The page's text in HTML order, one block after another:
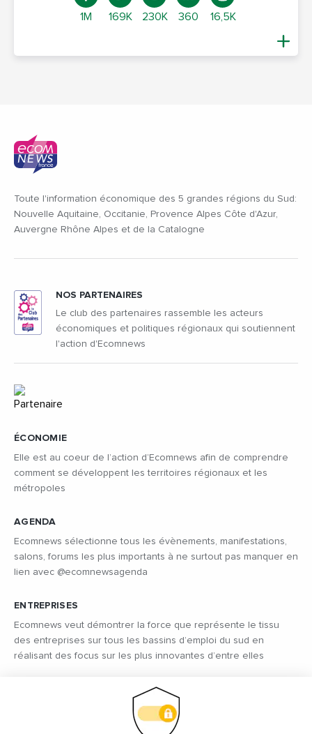
1M 169K 230K 360 16,5K
Toute l'information économique des 5 grandes régions du Sud:
Nouvelle Aquitaine, Occitanie, Provence Alpes Côte d'Azur,
Auvergne Rhône Alpes et de la Catalogne
ÉCONOMIE
Elle est au coeur de l’action d’Ecomnews afin de comprendre
comment se développent les territoires régionaux et les
métropoles
AGENDA
Ecomnews sélectionne tous les évènements, manifestations,
salons, forums les plus importants à ne surtout pas manquer en
lien avec @ecomnewsagenda
ENTREPRISES
Ecomnews veut démontrer la force que représente le tissu
des entreprises sur tous les bassins d’emploi du sud en
réalisant des focus sur les plus innovantes d’entre elles
Retrouvez tous les reportages et interviews de terrain réalisés
par nos journalistes professionnels sur les acteurs régionaux
NOS PARTENAIRES
Le club des partenaires rassemble les acteurs
économiques et politiques régionaux qui soutiennent
l'action d'Ecomnews